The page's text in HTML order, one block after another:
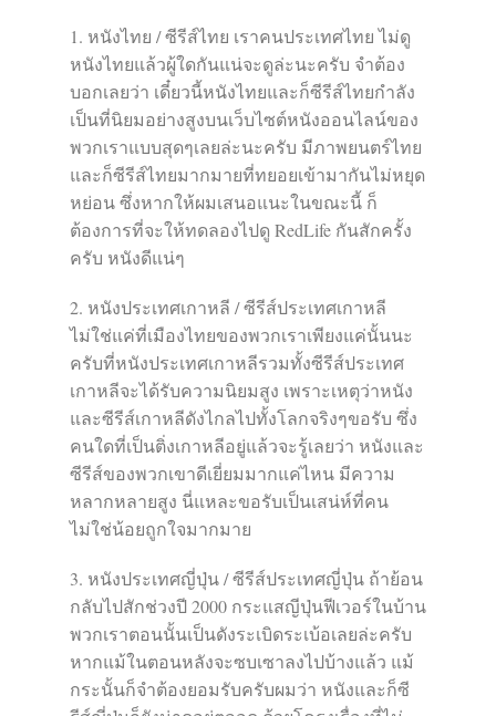
1. หนังไทย / ซีรีส์ไทย เราคนประเทศไทย ไม่ดู
หนังไทยแล้วผู้ใดกันแน่จะดูล่ะนะครับ จำต้อง
บอกเลยว่า เดี๋ยวนี้หนังไทยและก็ซีรีส์ไทยกำลัง
เป็นที่นิยมอย่างสูงบนเว็บไซต์หนังออนไลน์ของ
พวกเราแบบสุดๆเลยล่ะนะครับ มีภาพยนตร์ไทย
และก็ซีรีส์ไทยมากมายที่ทยอยเข้ามากันไม่หยุด
หย่อน ซึ่งหากให้ผมเสนอแนะในขณะนี้ ก็
ต้องการที่จะให้ทดลองไปดู RedLife กันสักครั้ง
ครับ หนังดีแน่ๆ
2. หนังประเทศเกาหลี / ซีรีส์ประเทศเกาหลี
ไม่ใช่แค่ที่เมืองไทยของพวกเราเพียงแค่นั้นนะ
ครับที่หนังประเทศเกาหลีรวมทั้งซีรีส์ประเทศ
เกาหลีจะได้รับความนิยมสูง เพราะเหตุว่าหนัง
และซีรีส์เกาหลีดังไกลไปทั้งโลกจริงๆขอรับ ซึ่ง
คนใดที่เป็นติ่งเกาหลีอยู่แล้วจะรู้เลยว่า หนังและ
ซีรีส์ของพวกเขาดีเยี่ยมมากแค่ไหน มีความ
หลากหลายสูง นี่แหละขอรับเป็นเสน่ห์ที่คน
ไม่ใช่น้อยถูกใจมากมาย
3. หนังประเทศญี่ปุ่น / ซีรีส์ประเทศญี่ปุ่น ถ้าย้อน
กลับไปสักช่วงปี 2000 กระแสญีปุ่นฟีเวอร์ในบ้าน
พวกเราตอนนั้นเป็นดังระเบิดระเบ้อเลยล่ะครับ
หากแม้ในตอนหลังจะซบเซาลงไปบ้างแล้ว แม้
กระนั้นก็จำต้องยอมรับครับผมว่า หนังและก็ซี